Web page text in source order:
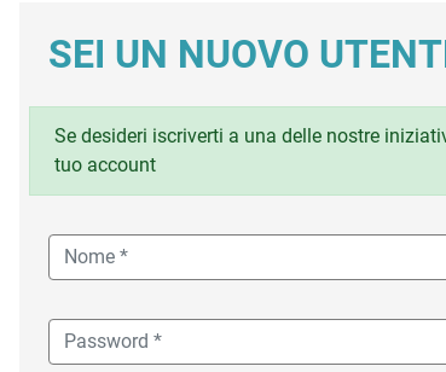
SEI UN NUOVO
Se desideri iscriverti a una delle nostre
tuo account